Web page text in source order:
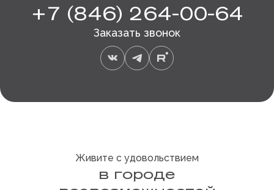
+7 (846) 264-00-64
Заказать звонок
Живите с удовольствием
в городе